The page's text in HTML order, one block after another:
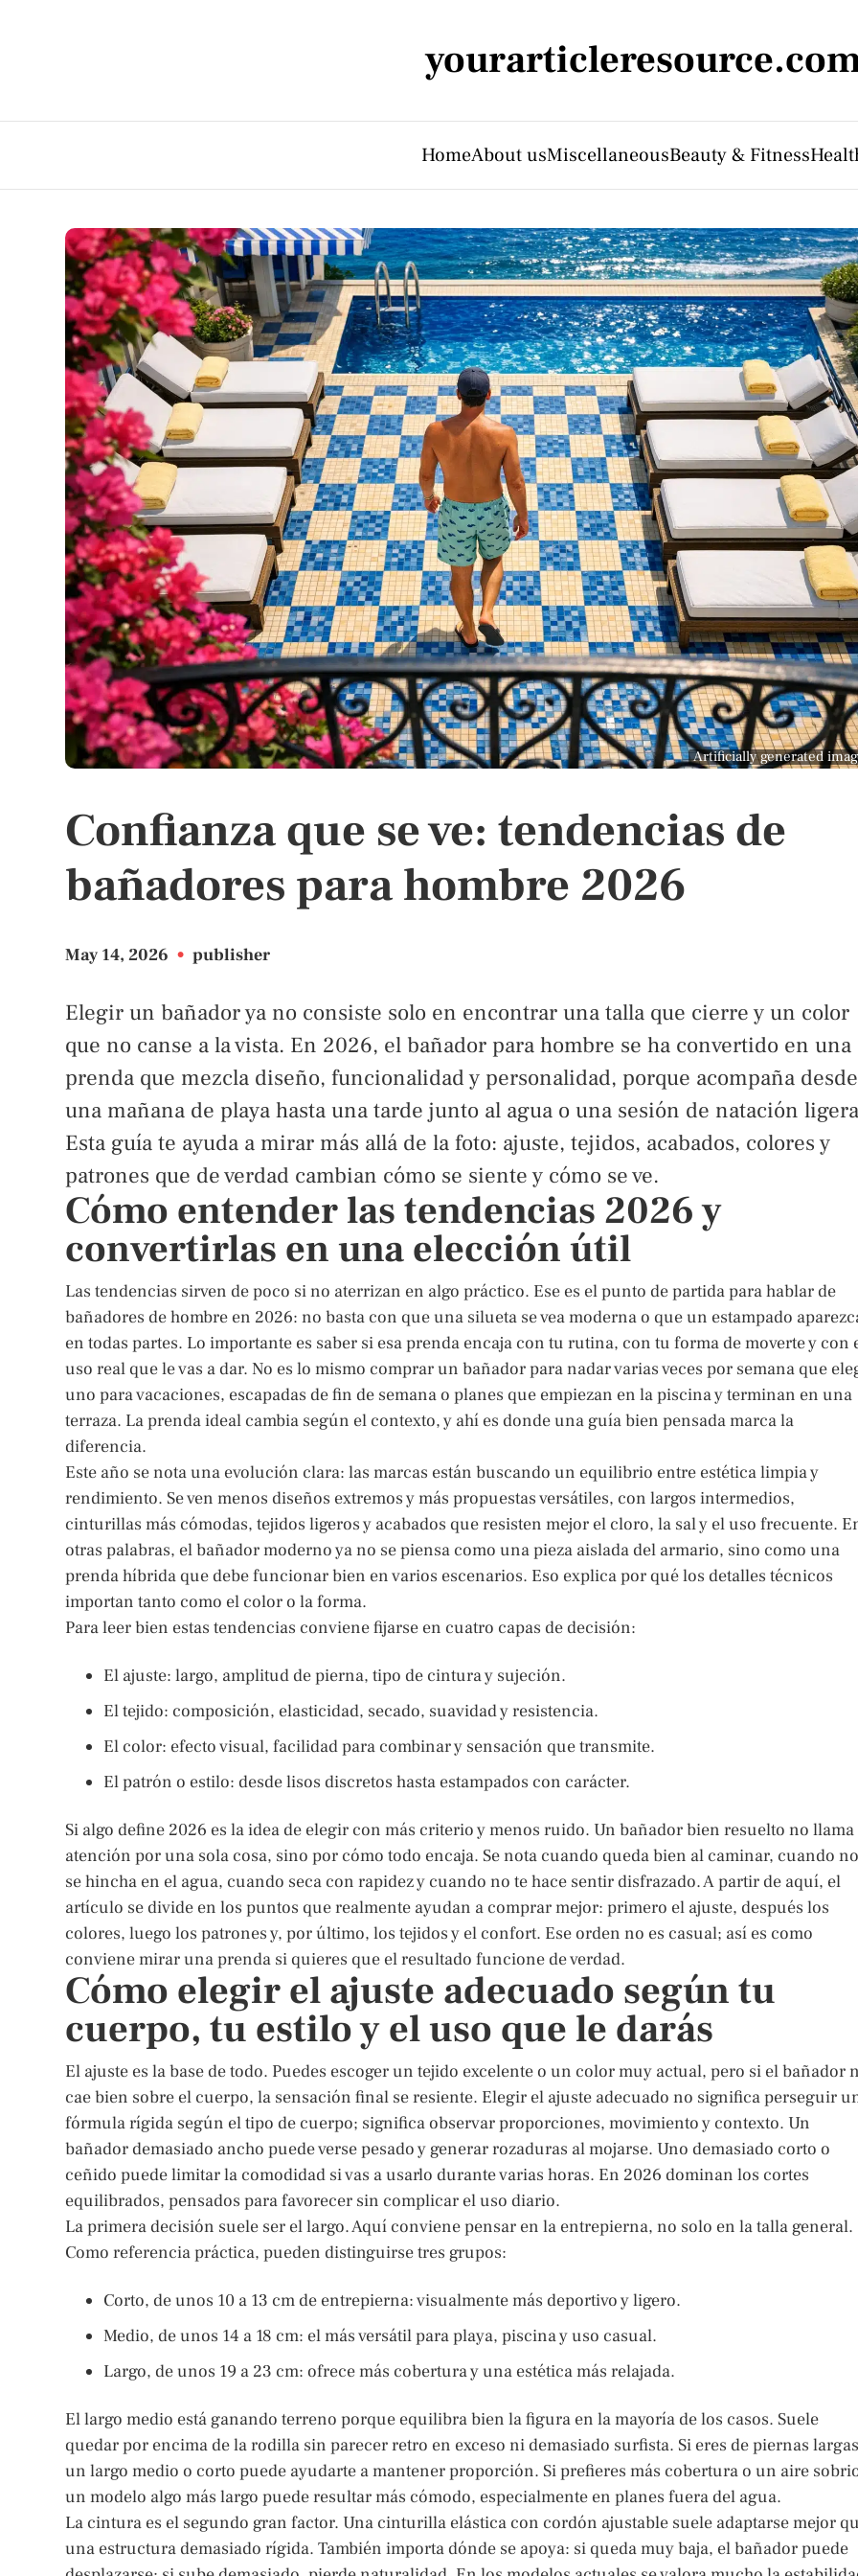
HomeAbout usMiscellaneousBeauty & Fitness
Artificially generated
Confianza que se ve: tendencias de
bañadores para hombre 2026
May 14, 2026 • publisher
Elegir un bañador ya no consiste solo en encontrar una talla que cierre y un color
que no canse a la vista. En 2026, el bañador para hombre se ha convertido en una
prenda que mezcla diseño, funcionalidad y personalidad, porque acompaña desde
una mañana de playa hasta una tarde junto al agua o una sesión de natación
Esta guía te ayuda a mirar más allá de la foto: ajuste, tejidos, acabados, colores y
patrones que de verdad cambian cómo se siente y cómo se ve.
Cómo entender las tendencias 2026 y
convertirlas en una elección útil
Las tendencias sirven de poco si no aterrizan en algo práctico. Ese es el punto de partida para hablar de
bañadores de hombre en 2026: no basta con que una silueta se vea moderna o que un estampado
en todas partes. Lo importante es saber si esa prenda encaja con tu rutina, con tu forma de moverte y con
uso real que le vas a dar. No es lo mismo comprar un bañador para nadar varias veces por semana que
uno para vacaciones, escapadas de fin de semana o planes que empiezan en la piscina y terminan en una
terraza. La prenda ideal cambia según el contexto, y ahí es donde una guía bien pensada marca la
diferencia.
Este año se nota una evolución clara: las marcas están buscando un equilibrio entre estética limpia y
rendimiento. Se ven menos diseños extremos y más propuestas versátiles, con largos intermedios,
cinturillas más cómodas, tejidos ligeros y acabados que resisten mejor el cloro, la sal y el uso frecuente.
otras palabras, el bañador moderno ya no se piensa como una pieza aislada del armario, sino como una
prenda híbrida que debe funcionar bien en varios escenarios. Eso explica por qué los detalles técnicos
importan tanto como el color o la forma.
Para leer bien estas tendencias conviene fijarse en cuatro capas de decisión:
El ajuste: largo, amplitud de pierna, tipo de cintura y sujeción.
El tejido: composición, elasticidad, secado, suavidad y resistencia.
El color: efecto visual, facilidad para combinar y sensación que transmite.
El patrón o estilo: desde lisos discretos hasta estampados con carácter.
Si algo define 2026 es la idea de elegir con más criterio y menos ruido. Un bañador bien resuelto no llama
atención por una sola cosa, sino por cómo todo encaja. Se nota cuando queda bien al caminar, cuando no
se hincha en el agua, cuando seca con rapidez y cuando no te hace sentir disfrazado. A partir de aquí, el
artículo se divide en los puntos que realmente ayudan a comprar mejor: primero el ajuste, después los
colores, luego los patrones y, por último, los tejidos y el confort. Ese orden no es casual; así es como
conviene mirar una prenda si quieres que el resultado funcione de verdad.
Cómo elegir el ajuste adecuado según tu
cuerpo, tu estilo y el uso que le darás
El ajuste es la base de todo. Puedes escoger un tejido excelente o un color muy actual, pero si el bañador
cae bien sobre el cuerpo, la sensación final se resiente. Elegir el ajuste adecuado no significa perseguir
fórmula rígida según el tipo de cuerpo; significa observar proporciones, movimiento y contexto. Un
bañador demasiado ancho puede verse pesado y generar rozaduras al mojarse. Uno demasiado corto o
ceñido puede limitar la comodidad si vas a usarlo durante varias horas. En 2026 dominan los cortes
equilibrados, pensados para favorecer sin complicar el uso diario.
La primera decisión suele ser el largo. Aquí conviene pensar en la entrepierna, no solo en la talla general.
Como referencia práctica, pueden distinguirse tres grupos:
Corto, de unos 10 a 13 cm de entrepierna: visualmente más deportivo y ligero.
Medio, de unos 14 a 18 cm: el más versátil para playa, piscina y uso casual.
Largo, de unos 19 a 23 cm: ofrece más cobertura y una estética más relajada.
El largo medio está ganando terreno porque equilibra bien la figura en la mayoría de los casos. Suele
quedar por encima de la rodilla sin parecer retro en exceso ni demasiado surfista. Si eres de piernas
un largo medio o corto puede ayudarte a mantener proporción. Si prefieres más cobertura o un aire
un modelo algo más largo puede resultar más cómodo, especialmente en planes fuera del agua.
La cintura es el segundo gran factor. Una cinturilla elástica con cordón ajustable suele adaptarse mejor
una estructura demasiado rígida. También importa dónde se apoya: si queda muy baja, el bañador puede